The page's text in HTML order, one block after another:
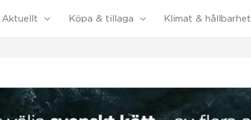
Aktuellt Köpa & tillaga Klimat & hållbarhet